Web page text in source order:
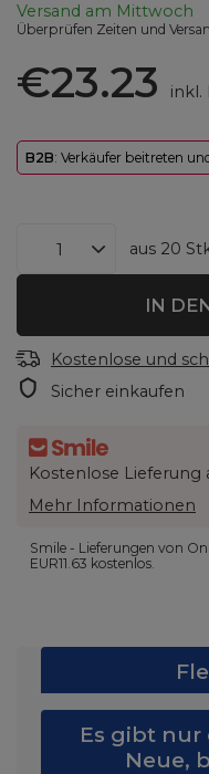
Versand am Mittwoch
Überprüfen Zeiten und
€23.23 inkl.
B2B: Verkäufer beitreten und
aus 20
IN
Kostenlose und
Sicher einkaufen
Kostenlose Lieferung
Mehr Informationen
Smile - Lieferungen von
EUR11.63 kostenlos.
Es gibt nur
Neue,